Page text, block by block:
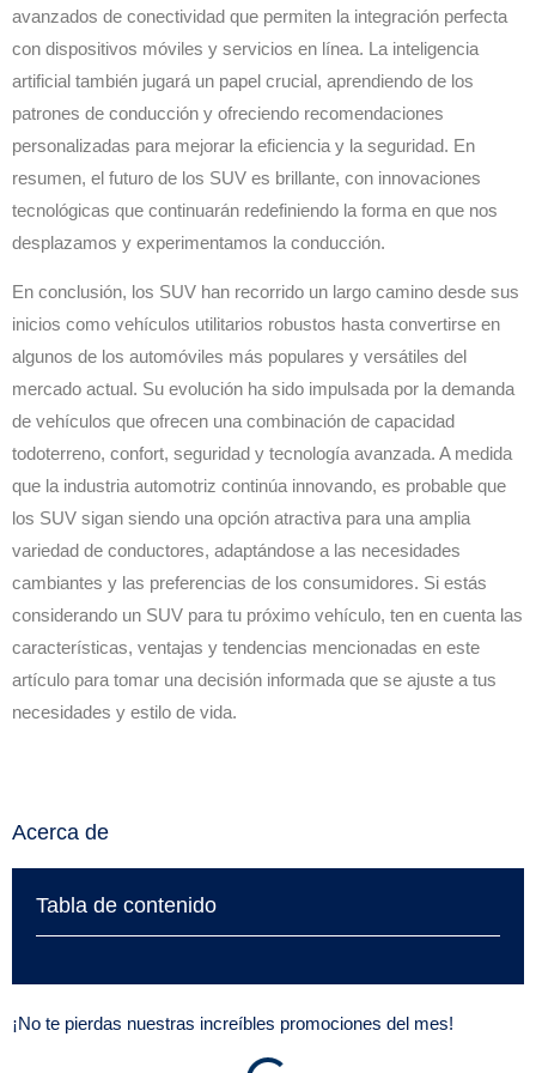
avanzados de conectividad que permiten la integración perfecta
con dispositivos móviles y servicios en línea. La inteligencia
artificial también jugará un papel crucial, aprendiendo de los
patrones de conducción y ofreciendo recomendaciones
personalizadas para mejorar la eficiencia y la seguridad. En
resumen, el futuro de los SUV es brillante, con innovaciones
tecnológicas que continuarán redefiniendo la forma en que nos
desplazamos y experimentamos la conducción.
En conclusión, los SUV han recorrido un largo camino desde sus
inicios como vehículos utilitarios robustos hasta convertirse en
algunos de los automóviles más populares y versátiles del
mercado actual. Su evolución ha sido impulsada por la demanda
de vehículos que ofrecen una combinación de capacidad
todoterreno, confort, seguridad y tecnología avanzada. A medida
que la industria automotriz continúa innovando, es probable que
los SUV sigan siendo una opción atractiva para una amplia
variedad de conductores, adaptándose a las necesidades
cambiantes y las preferencias de los consumidores. Si estás
considerando un SUV para tu próximo vehículo, ten en cuenta las
características, ventajas y tendencias mencionadas en este
artículo para tomar una decisión informada que se ajuste a tus
necesidades y estilo de vida.
Acerca de
Tabla de contenido
¡No te pierdas nuestras increíbles promociones del mes!